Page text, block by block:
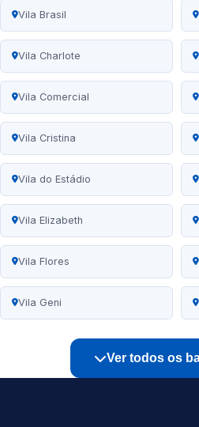
Vila Brasil
Vila Charlote
Vila Comercial
Vila Cristina
Vila do Estádio
Vila Elizabeth
Vila Flores
Vila Geni
Ver todos os